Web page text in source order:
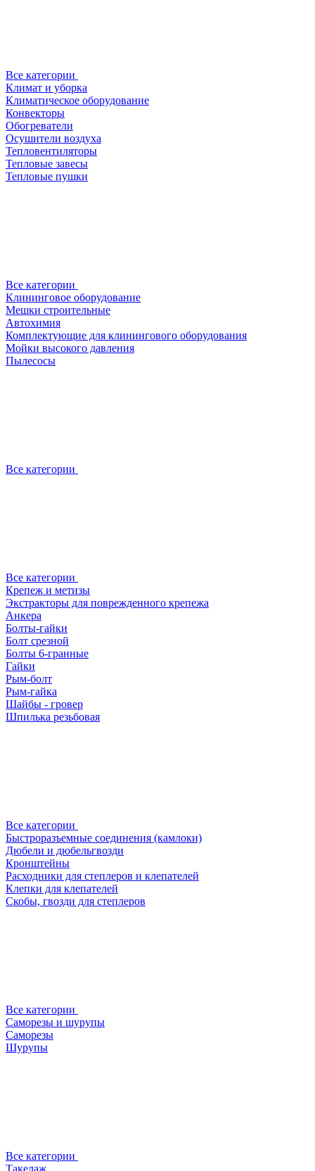
Все категории
Климат и уборка
Климатическое оборудование
Конвекторы
Обогреватели
Осушители воздуха
Тепловентиляторы
Тепловые завесы
Тепловые пушки
Все категории
Клининговое оборудование
Мешки строительные
Автохимия
Комплектующие для клинингового оборудования
Мойки высокого давления
Пылесосы
Все категории
Все категории
Крепеж и метизы
Экстракторы для поврежденного крепежа
Анкера
Болты-гайки
Болт срезной
Болты 6-гранные
Гайки
Рым-болт
Рым-гайка
Шайбы - гровер
Шпилька резьбовая
Все категории
Быстроразъемные соединения (камлоки)
Дюбели и дюбельгвозди
Кронштейны
Расходники для степлеров и клепателей
Клепки для клепателей
Скобы, гвозди для степлеров
Все категории
Саморезы и шурупы
Саморезы
Шурупы
Все категории
Такелаж